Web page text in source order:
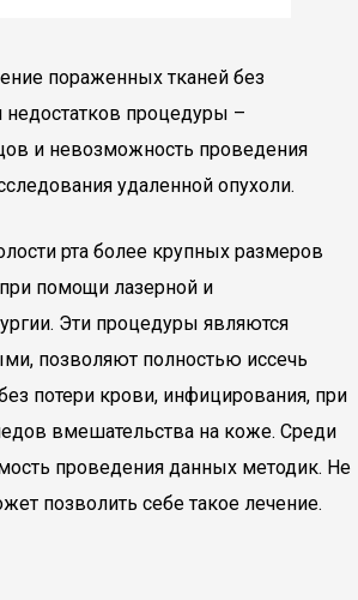
пораженных тканей без
недостатков процедуры –
и невозможность проведения
удаленной опухоли.
рта более крупных размеров
помощи лазерной и
Эти процедуры являются
позволяют полностью иссечь
потери крови, инфицирования, при
вмешательства на коже. Среди
проведения данных методик. Не
позволить себе такое лечение.